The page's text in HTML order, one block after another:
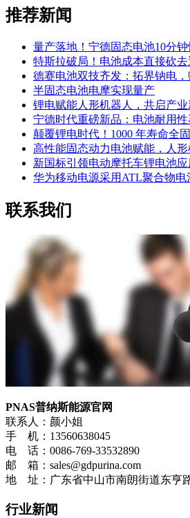
推荐新闻
量产落地！宁德固态电池10分
特斯拉破局！电池成本直接砍
德赛电池双技齐发：拓界钠电
半固态电池电摩实现量产
锂电赋能人形机器人，共启产业
宁德时代重磅新品：电池耐用
颠覆锂电时代！1000 年寿命全
高性能固态动力电池赋能，人
新国标引领电动摩托车锂电池应
华为移动电源采用ATL聚合物电
联系我们
PNAS普纳斯能源官网
联系人：颜小姐
手 机：13560638045
电 话：0086-769-33532890
邮 箱：sales@gdpurina.com
地 址：广东省中山市南朗街道东亨
行业新闻